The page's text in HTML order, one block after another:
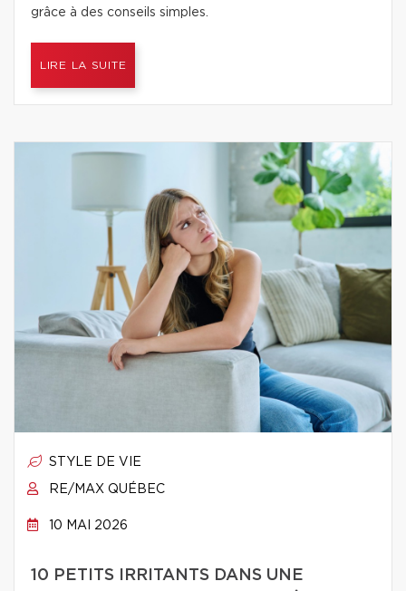
grâce à des conseils simples.
LIRE LA SUITE
STYLE DE VIE
RE/MAX QUÉBEC
10 MAI 2026
10 PETITS IRRITANTS DANS UNE